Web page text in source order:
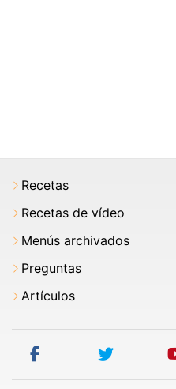
Recetas
Recetas de vídeo
Menús archivados
Preguntas
Artículos
facebook twitter